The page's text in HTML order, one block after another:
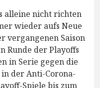
alleine nicht richten
wieder aufs Neue
vergangenen Saison
Runde der Playoffs
in Serie gegen die
der Anti-Corona-
Spiele bis zum